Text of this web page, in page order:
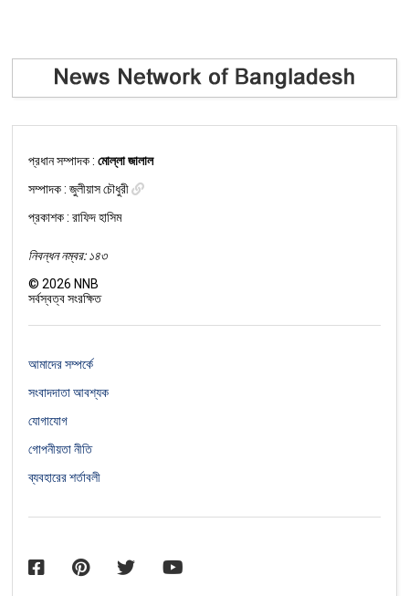
প্রধান সম্পাদক :মোল্লা জালাল
সম্পাদক :জুলীয়াস চৌধুরী
প্রকাশক : রাফিদ হাসিম
নিবন্ধন নম্বর: ১৪৩
©2026 NNB
সর্বস্বত্ব সংরক্ষিত
আমাদের সম্পর্কে
সংবাদদাতা আবশ্যক
যোগাযোগ
গোপনীয়তা নীতি
ব্যবহারের শর্তাবলী